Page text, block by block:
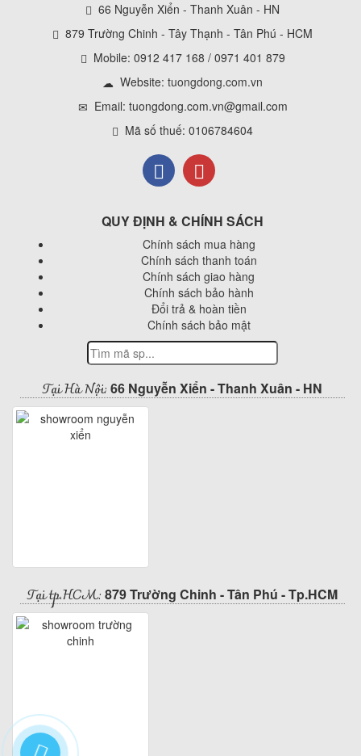
66 Nguyễn Xiển - Thanh Xuân - HN
879 Trường Chinh - Tây Thạnh - Tân Phú - HCM
Mobile: 0912 417 168 / 0971 401 879
Website: tuongdong.com.vn
Email: tuongdong.com.vn@gmail.com
Mã số thuế: 0106784604
QUY ĐỊNH & CHÍNH SÁCH
Chính sách mua hàng
Chính sách thanh toán
Chính sách giao hàng
Chính sách bảo hành
Đổi trả & hoàn tiền
Chính sách bảo mật
Tại Hà Nội: 66 Nguyễn Xiển - Thanh Xuân - HN
Tại tp.HCM: 879 Trường Chinh - Tân Phú - Tp.HCM